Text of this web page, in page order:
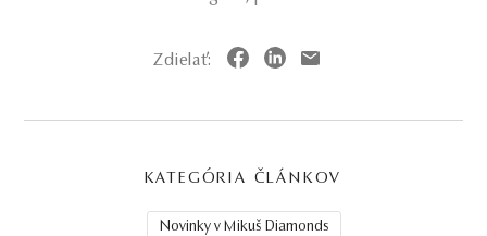
Zdielať:
KATEGÓRIA ČLÁNKOV
Novinky v Mikuš Diamonds